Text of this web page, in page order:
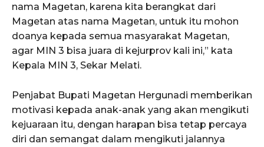
nama Magetan, karena kita berangkat dari
Magetan atas nama Magetan, untuk itu mohon
doanya kepada semua masyarakat Magetan,
agar MIN 3 bisa juara di kejurprov kali ini,” kata
Kepala MIN 3, Sekar Melati.
Penjabat Bupati Magetan Hergunadi memberikan
motivasi kepada anak-anak yang akan mengikuti
kejuaraan itu, dengan harapan bisa tetap percaya
diri dan semangat dalam mengikuti jalannya